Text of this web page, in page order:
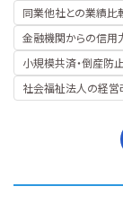
同業他社との業績比
金融機関からの信用
小規模共済・倒産防
社会福祉法人の経営